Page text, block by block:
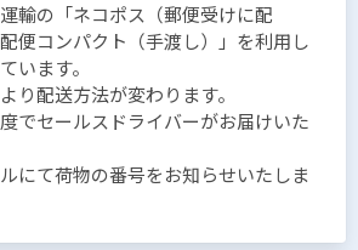
輸の「ネコポス（郵便受けに配
便コンパクト（手渡し）」を利用し
います。
り配送方法が変わります。
でセールスドライバーがお届けいた
にて荷物の番号をお知らせいたしま